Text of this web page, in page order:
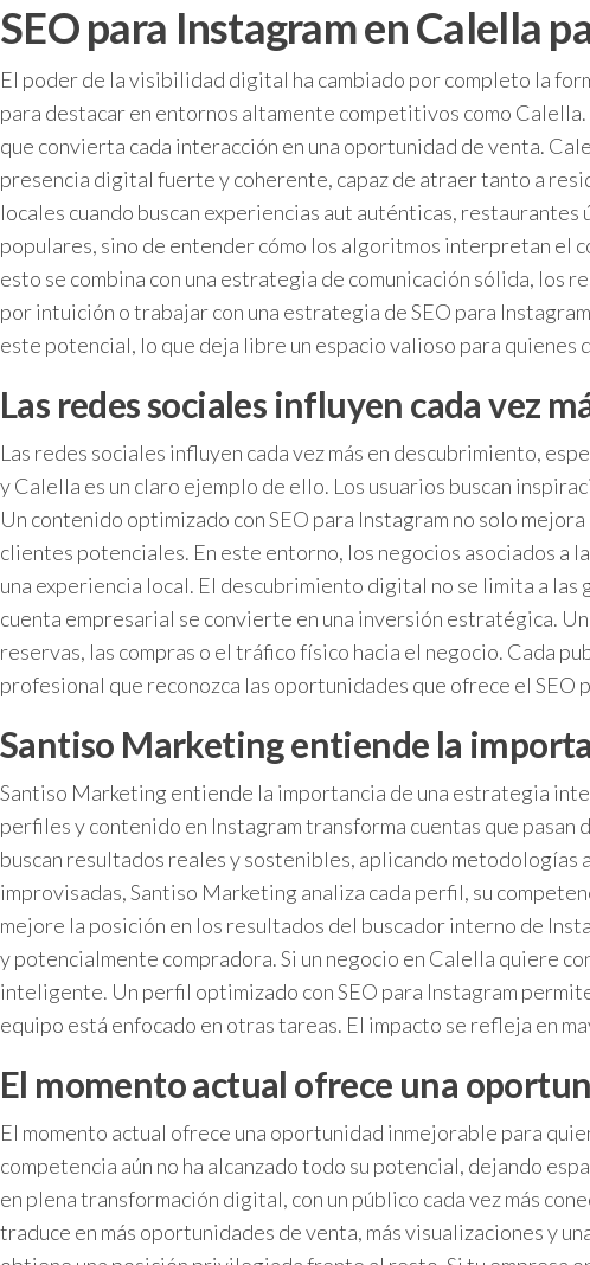
SEO para Instagram en Calella
El poder de la visibilidad digital ha cambiado por completo la
para destacar en entornos altamente competitivos como
que convierta cada interacción en una oportunidad de venta.
presencia digital fuerte y coherente, capaz de atraer tanto a
locales cuando buscan experiencias aut auténticas,
populares, sino de entender cómo los algoritmos interpretan el
esto se combina con una estrategia de comunicación sólida, los
por intuición o trabajar con una estrategia de SEO para
este potencial, lo que deja libre un espacio valioso para quienes
Las redes sociales influyen cada vez
Las redes sociales influyen cada vez más en descubrimiento,
y Calella es un claro ejemplo de ello. Los usuarios buscan
Un contenido optimizado con SEO para Instagram no solo
clientes potenciales. En este entorno, los negocios asociados a
una experiencia local. El descubrimiento digital no se limita a
cuenta empresarial se convierte en una inversión estratégica.
reservas, las compras o el tráfico físico hacia el negocio. Cada
profesional que reconozca las oportunidades que ofrece el SEO
Santiso Marketing entiende la
Santiso Marketing entiende la importancia de una estrategia
perfiles y contenido en Instagram transforma cuentas que
buscan resultados reales y sostenibles, aplicando
improvisadas, Santiso Marketing analiza cada perfil, su
mejore la posición en los resultados del buscador interno de
y potencialmente compradora. Si un negocio en Calella quiere
inteligente. Un perfil optimizado con SEO para Instagram
equipo está enfocado en otras tareas. El impacto se refleja en
El momento actual ofrece una
El momento actual ofrece una oportunidad inmejorable para
competencia aún no ha alcanzado todo su potencial, dejando
en plena transformación digital, con un público cada vez más
traduce en más oportunidades de venta, más visualizaciones y